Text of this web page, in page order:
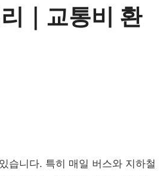
｜교통비 환
습니다. 특히 매일 버스와 지하철